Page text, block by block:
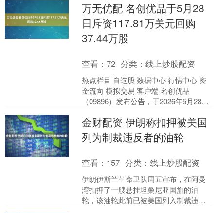
的电影票，这差价到底从哪....
万无优配 名创优品于5月28
日斥资117.81万美元回购
37.44万股
查看：72 分类：线上炒股配资
热点栏目 自选股 数据中心 行情中心 资
金流向 模拟交易 客户端 名创优品
（09896）发布公告，于2026年5月28
金财配资 伊朗称扣押被美国
列为制裁违反者的油轮
查看： 157 分类：线上炒股配资
伊朗伊斯兰革命卫队周五宣布，在阿曼
湾扣押了一艘悬挂坦桑尼亚国旗的油
轮，该油轮此前已被美国列入制裁违反